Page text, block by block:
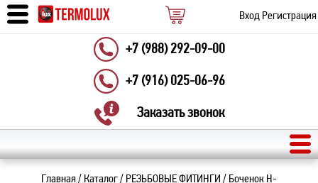
Вход Регистрация
+7 (988) 292-09-00
+7 (916) 025-06-96
Заказать звонок
Главная/ Каталог/ РЕЗЬБОВЫЕ ФИТИНГИ / Боченок Н-